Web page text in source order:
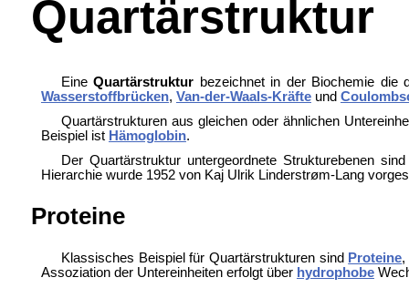
Quartärstruktur
EineQuartärstruktur bezeichnet in der Biochemie die
Wasserstoffbrücken, Van-der-Waals-Kräfteund
Quartärstrukturen aus gleichen oder ähnlichen
Beispiel ist Hämoglobin.
Der Quartärstruktur untergeordnete Strukturebenen
Hierarchie wurde 1952 von Kaj Ulrik Linderstrøm-Lang
Proteine
Klassisches Beispiel für Quartärstrukturen sind Proteine,
Assoziation der Untereinheiten erfolgt über hydrophobe